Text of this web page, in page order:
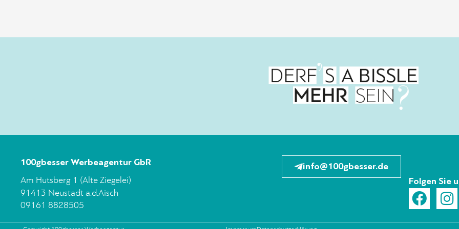
100gbesser Werbeagentur GbR
Am Hutsberg 1 (Alte Ziegelei)
91413 Neustadt a.d.Aisch
09161 8828505
info@100gbesser.de
Folgen Sie